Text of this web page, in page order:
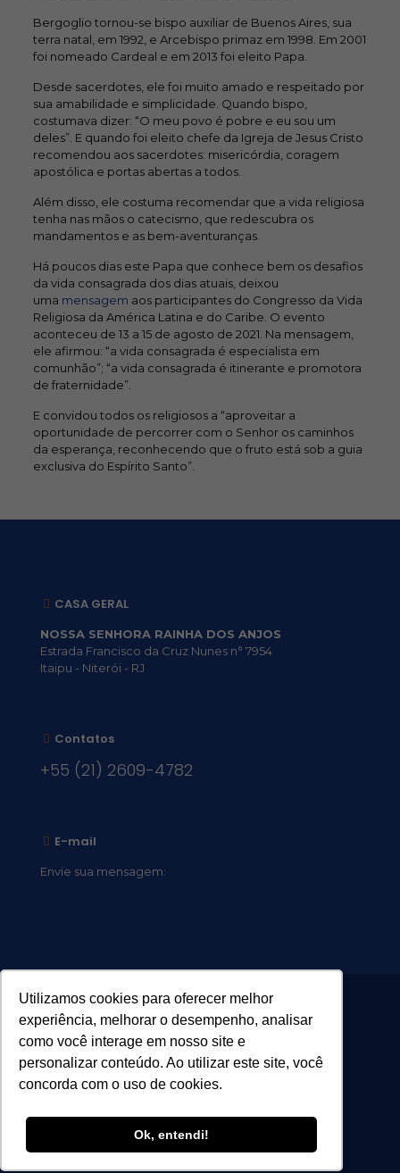
Utilizamos cookies para oferecer melhor
experiência, melhorar o desempenho, analisar
como você interage em nosso site e
personalizar conteúdo. Ao utilizar este site, você
concorda com o uso de cookies.
Ok, entendi!
Bergoglio tornou-se bispo auxiliar de Buenos Aires, sua
terra natal, em 1992, e Arcebispo primaz em 1998. Em 2001
foi nomeado Cardeal e em 2013 foi eleito Papa.
Desde sacerdotes, ele foi muito amado e respeitado por
sua amabilidade e simplicidade. Quando bispo,
costumava dizer: “O meu povo é pobre e eu sou um
deles”. E quando foi eleito chefe da Igreja de Jesus Cristo
recomendou aos sacerdotes: misericórdia, coragem
apostólica e portas abertas a todos.
Além disso, ele costuma recomendar que a vida religiosa
tenha nas mãos o catecismo, que redescubra os
mandamentos e as bem-aventuranças.
Há poucos dias este Papa que conhece bem os desafios
da vida consagrada dos dias atuais, deixou
uma mensagem aos participantes do Congresso da Vida
Religiosa da América Latina e do Caribe. O evento
aconteceu de 13 a 15 de agosto de 2021. Na mensagem,
ele afirmou: “a vida consagrada é especialista em
comunhão”; “a vida consagrada é itinerante e promotora
de fraternidade”.
E convidou todos os religiosos a “aproveitar a
oportunidade de percorrer com o Senhor os caminhos
da esperança, reconhecendo que o fruto está sob a guia
exclusiva do Espírito Santo”.
CASA GERAL
NOSSA SENHORA RAINHA DOS ANJOS
Estrada Francisco da Cruz Nunes n° 7954
Itaipu - Niterói - RJ
Contatos
+55 (21) 2609-4782
E-mail
Envie sua mensagem: